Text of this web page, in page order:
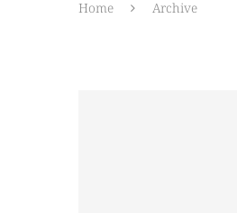
Home Archive